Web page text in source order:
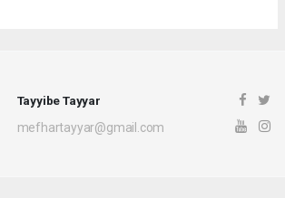
Tayyibe Tayyar
mefhartayyar@gmail.com